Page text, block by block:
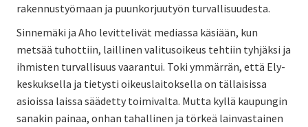
rakennustyömaan ja puunkorjuutyön turvallisuudesta.
Sinnemäki ja Aho levittelivät mediassa käsiään, kun
metsää tuhottiin, laillinen valitusoikeus tehtiin tyhjäksi ja
ihmisten turvallisuus vaarantui. Toki ymmärrän, että Ely-
keskuksella ja tietysti oikeuslaitoksella on tällaisissa
asioissa laissa säädetty toimivalta. Mutta kyllä kaupungin
sanakin painaa, onhan tahallinen ja törkeä lainvastainen